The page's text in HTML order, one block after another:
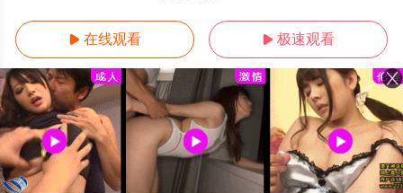
 在线观看  极速观看